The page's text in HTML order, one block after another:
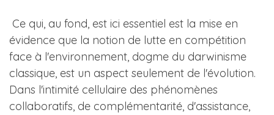
Ce qui, au fond, est ici essentiel est la mise en
évidence que la notion de lutte en compétition
face à l'environnement, dogme du darwinisme
classique, est un aspect seulement de l'évolution.
Dans l'intimité cellulaire des phénomènes
collaboratifs, de complémentarité, d'assistance,